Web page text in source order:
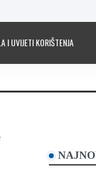
I UVIJETI KORIŠTENJA